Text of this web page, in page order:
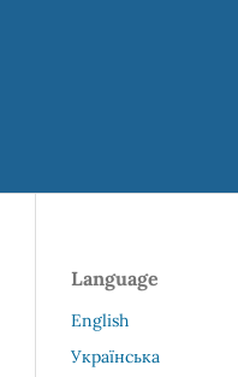
Language
English
Українська